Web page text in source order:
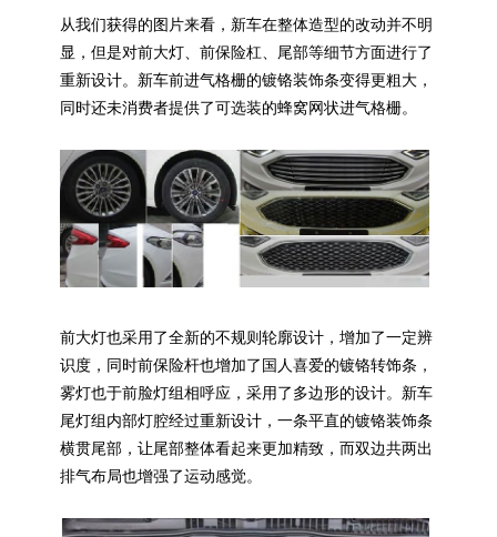
从我们获得的图片来看，新车在整体造型的改动并不明
显，但是对前大灯、前保险杠、尾部等细节方面进行了
重新设计。新车前进气格栅的镀铬装饰条变得更粗大，
同时还未消费者提供了可选装的蜂窝网状进气格栅。
前大灯也采用了全新的不规则轮廓设计，增加了一定辨
识度，同时前保险杆也增加了国人喜爱的镀铬转饰条，
雾灯也于前脸灯组相呼应，采用了多边形的设计。新车
尾灯组内部灯腔经过重新设计，一条平直的镀铬装饰条
横贯尾部，让尾部整体看起来更加精致，而双边共两出
排气布局也增强了运动感觉。